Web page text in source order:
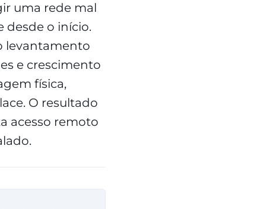
uma rede mal
desde o início.
levantamento
e crescimento
física,
O resultado
acesso remoto